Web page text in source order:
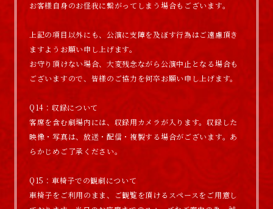
お客様自身のお怪我に繋がってしまう場合もございます。
上記の項目以外にも、公演に支障を及ぼす行為はご遠慮頂き
ますようお願い申し上げます。
お守り頂けない場合、大変残念ながら公演中止となる場合も
ございますので、皆様のご協力を何卒お願い申し上げます。
Q14：収録について
客席を含む劇場内には、収録用カメラが入ります。収録した
映像・写真は、放送・配信・複製する場合がございます。あ
らかじめご了承ください。
Q15：車椅子での観劇について
車椅子をご利用のまま、ご観覧を頂けるスペースをご用意し